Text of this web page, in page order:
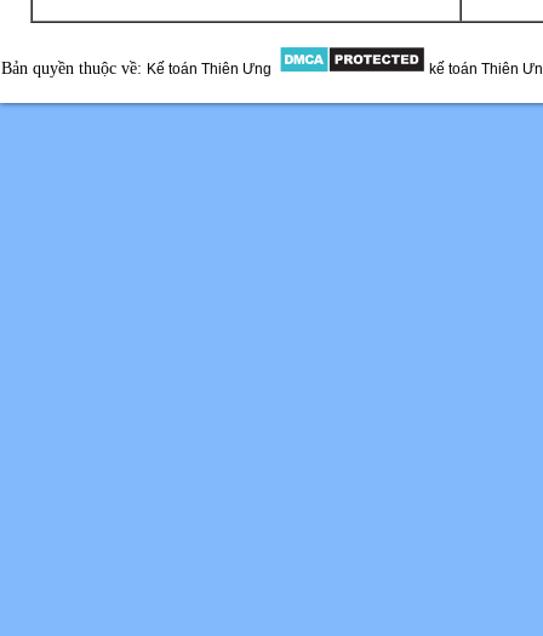
Bản quyền thuộc về: Kế toán Thiên Ưng kế toán Thiên